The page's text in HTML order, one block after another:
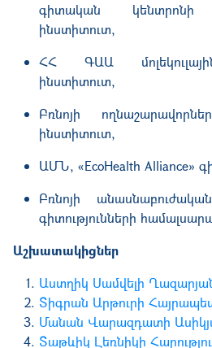
գիտական կենտրոնի
ինստիտուտ,
ՀՀ ԳԱԱ
ինստիտուտ,
Բռնոյի
ինստիտուտ,
ԱՄՆ, «EcoHealth Alliance»
Բռնոյի
գիտությունների
Աշխատակիցներ
Աստղիկ Սամվելի
Տիգրան Արթուրի
Մանան Վարազդատի
Տաթևիկ Լեռնիկի